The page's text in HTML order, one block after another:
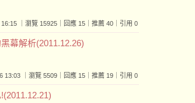
｜瀏覽 15925｜回應 15｜推薦 40｜引用 0
幕解析(2011.12.26)
13:03 ｜瀏覽 5509｜回應 15｜推薦 19｜引用 0